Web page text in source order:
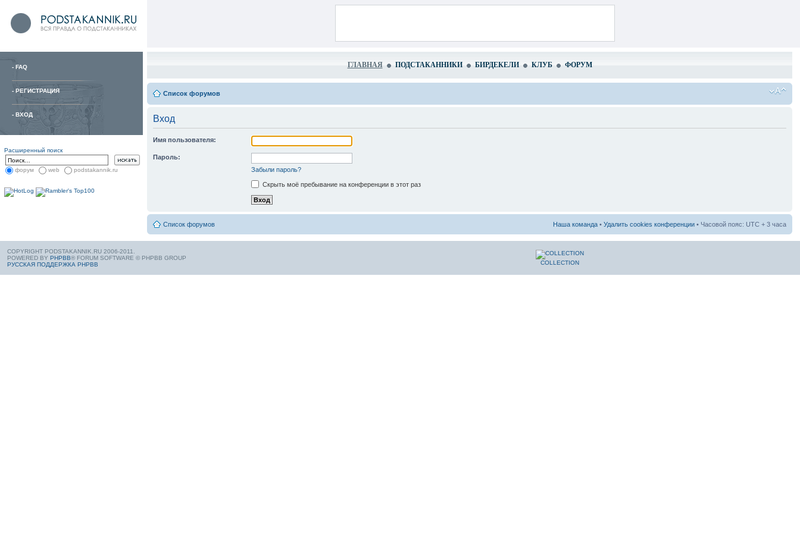
- FAQ
- РЕГИСТРАЦИЯ
- ВХОД
Расширенный поиск
форум web podstakannik.ru
ГЛАВНАЯ ПОДСТАКАННИКИ БИРДЕКЕЛИ КЛУБ ФОРУМ
Список форумов
Вход
Имя пользователя:
Пароль:
Забыли пароль?
Скрыть моё пребывание на конференции в этот раз
Список форумов Наша команда • Удалить cookies конференции • Часовой пояс: UTC + 3 часа
COPYRIGHT PODSTAKANNIK.RU 2006-2011.
POWERED BY PHPBB® FORUM SOFTWARE © PHPBB GROUP
РУССКАЯ ПОДДЕРЖКА PHPBB
COLLECTION